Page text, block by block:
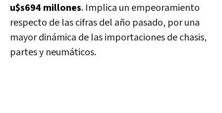
u$s694 millones. Implica un empeoramiento
respecto de las cifras del año pasado, por una
mayor dinámica de las importaciones de chasis,
partes y neumáticos.